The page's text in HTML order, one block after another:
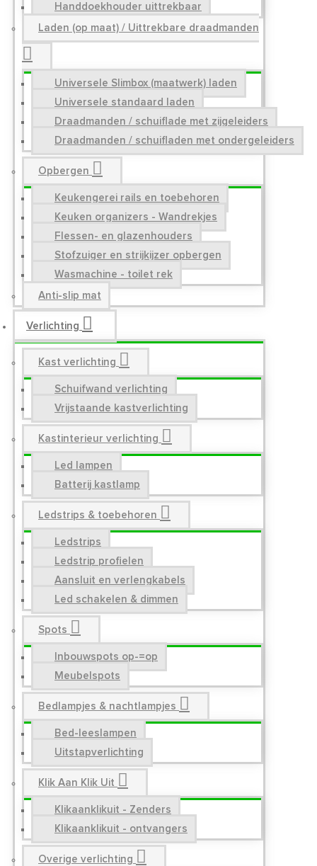
Handdoekhouder uittrekbaar
Laden (op maat) / Uittrekbare draadmanden
Universele Slimbox (maatwerk) laden
Universele standaard laden
Draadmanden / schuiflade met zijgeleiders
Draadmanden / schuifladen met ondergeleiders
Opbergen
Keukengerei rails en toebehoren
Keuken organizers - Wandrekjes
Flessen- en glazenhouders
Stofzuiger en strijkijzer opbergen
Wasmachine - toilet rek
Anti-slip mat
Verlichting
Kast verlichting
Schuifwand verlichting
Vrijstaande kastverlichting
Kastinterieur verlichting
Led lampen
Batterij kastlamp
Ledstrips & toebehoren
Ledstrips
Ledstrip profielen
Aansluit en verlengkabels
Led schakelen & dimmen
Spots
Inbouwspots op-=op
Meubelspots
Bedlampjes & nachtlampjes
Bed-leeslampen
Uitstapverlichting
Klik Aan Klik Uit
Klikaanklikuit - Zenders
Klikaanklikuit - ontvangers
Overige verlichting